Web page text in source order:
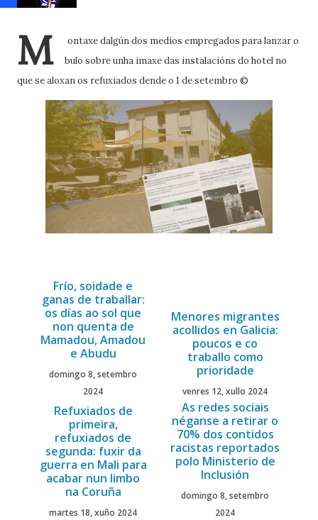
M
ontaxe dalgún dos medios empregados para lanzar o
bulo sobre unha imaxe das instalacións do hotel no
que se aloxan os refuxiados dende o 1 de setembro ©
Frío, soidade e
ganas de traballar:
os días ao sol que
non quenta de
Mamadou, Amadou
e Abudu
domingo 8, setembro
2024
Menores migrantes
acollidos en Galicia:
poucos e co
traballo como
prioridade
venres 12, xullo 2024
Refuxiados de
primeira,
refuxiados de
segunda: fuxir da
guerra en Mali para
acabar nun limbo
na Coruña
martes 18, xuño 2024
As redes sociais
néganse a retirar o
70% dos contidos
racistas reportados
polo Ministerio de
Inclusión
domingo 8, setembro
2024